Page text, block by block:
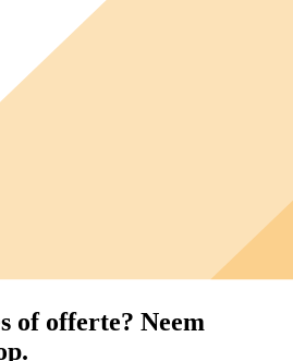
of offerte? Neem